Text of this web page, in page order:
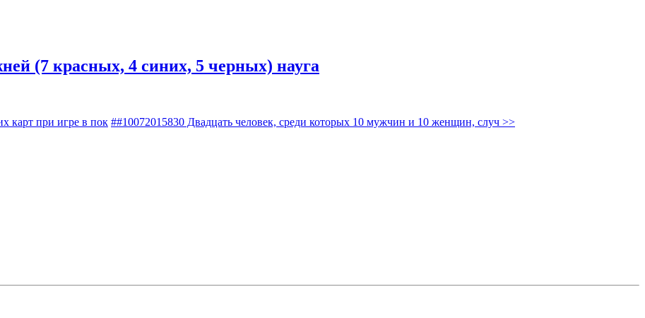
(7 красных, 4 синих, 5 черных) науга
карт при игре в пок ##10072015830 Двадцать человек, среди которых 10 мужчин и 10 женщин, случ >>